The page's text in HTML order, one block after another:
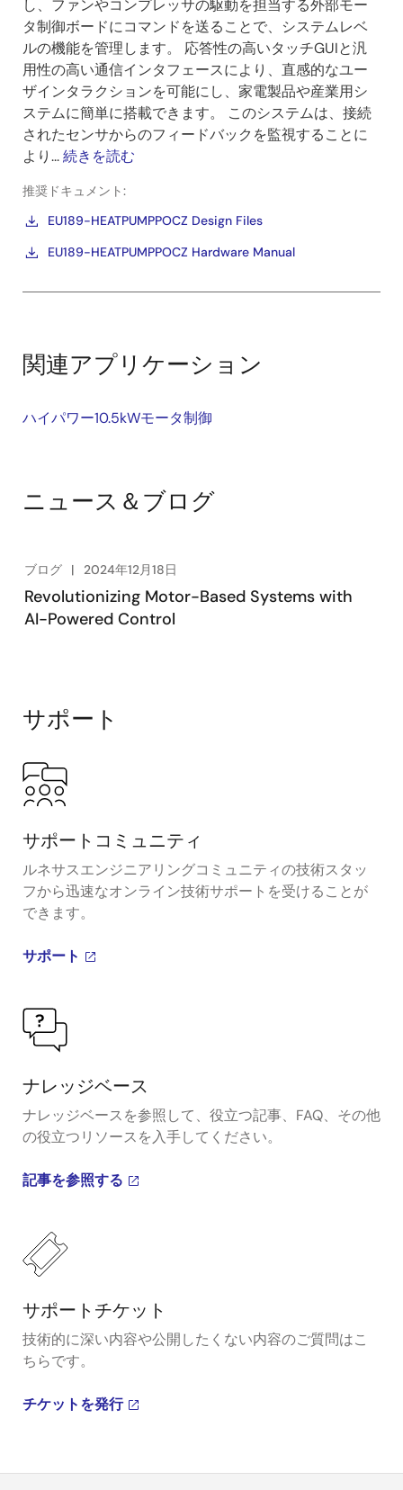
し、ファンやコンプレッサの駆動を担当する外部モー
タ制御ボードにコマンドを送ることで、システムレベ
ルの機能を管理します。 応答性の高いタッチGUIと汎
用性の高い通信インタフェースにより、直感的なユー
ザインタラクションを可能にし、家電製品や産業用シ
ステムに簡単に搭載できます。 このシステムは、接続
されたセンサからのフィードバックを監視することに
より...続きを読む
推奨ドキュメント:
EU189-HEATPUMPPOCZ Design Files
EU189-HEATPUMPPOCZ Hardware Manual
関連アプリケーション
ハイパワー10.5kWモータ制御
ニュース＆ブログ
ブログ 2024年12月18日
Revolutionizing Motor-Based Systems with
AI-Powered Control
サポート
サポートコミュニティ
ルネサスエンジニアリングコミュニティの技術スタッ
フから迅速なオンライン技術サポートを受けることが
できます。
サポート
ナレッジベース
ナレッジベースを参照して、役立つ記事、FAQ、その他
の役立つリソースを入手してください。
記事を参照する
サポートチケット
技術的に深い内容や公開したくない内容のご質問はこ
ちらです。
チケットを発行